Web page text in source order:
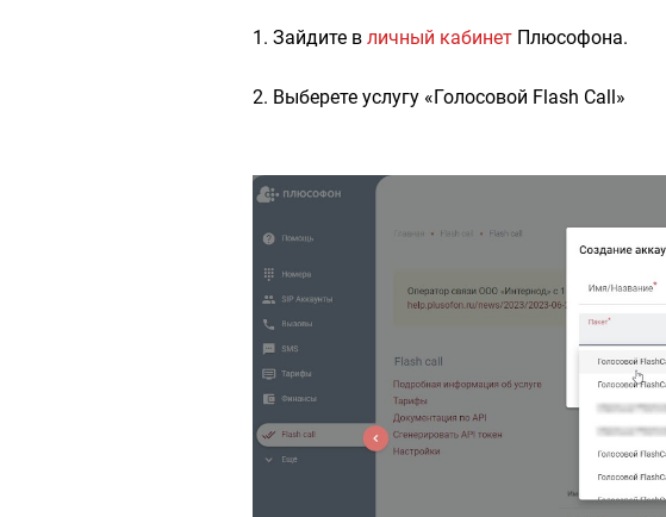
1. Зайдите в личный кабинет Плюсофона.
2. Выберете услугу «Голосовой Flash Call»